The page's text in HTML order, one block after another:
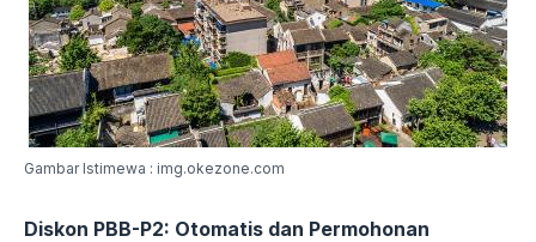
Gambar Istimewa : img.okezone.com
Diskon PBB-P2: Otomatis dan Permohonan